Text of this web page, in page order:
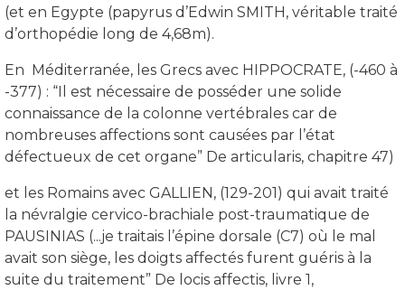
(et en Egypte (papyrus d’Edwin SMITH, véritable traité
d’orthopédie long de 4,68m).
En Méditerranée, les Grecs avec HIPPOCRATE, (-460 à
-377) : “Il est nécessaire de posséder une solide
connaissance de la colonne vertébrales car de
nombreuses affections sont causées par l’état
défectueux de cet organe” De articularis, chapitre 47)
et les Romains avec GALLIEN, (129-201) qui avait traité
la névralgie cervico-brachiale post-traumatique de
PAUSINIAS (...je traitais l’épine dorsale (C7) où le mal
avait son siège, les doigts affectés furent guéris à la
suite du traitement” De locis affectis, livre 1,